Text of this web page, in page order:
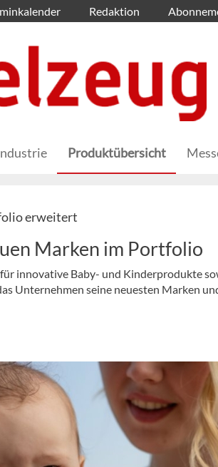
Redaktion
Produktübersicht
erweitert
Marken im Portfolio
innovative Baby- und Kinderprodukte
Unternehmen seine neuesten Marken